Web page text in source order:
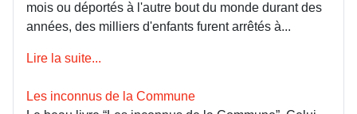
mois ou déportés à l'autre bout du monde durant des
années, des milliers d'enfants furent arrêtés à...
Lire la suite...
Les inconnus de la Commune